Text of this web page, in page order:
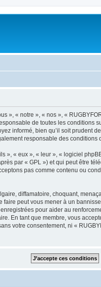
», « notre », « nos », «
de toutes les conditions
informé, bien qu’il soit prudent
responsable des conditions
», « eux », « leur », « logiciel
par « GPL ») et qui peut être
pas comme contenu ou
diffamatoire, choquant,
peut vous mener à un
pour aider au
En tant que membre, vous
votre consentement, ni «